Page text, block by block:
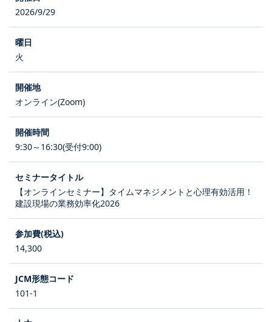
2026/9/29
火
オンライン(Zoom)
9:30～16:30(受付9:00)
【オンラインセミナー】タイムマネジメントと心理有効活用！
建設現場の業務効率化2026
14,300
101-1